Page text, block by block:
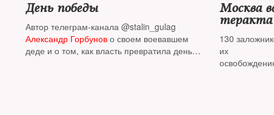
День победы
Автор телеграм-канала @stalin_gulag
Александр Горбунов о своем воевавшем
деде и о том, как власть превратила день
Москва
теракта
130
их